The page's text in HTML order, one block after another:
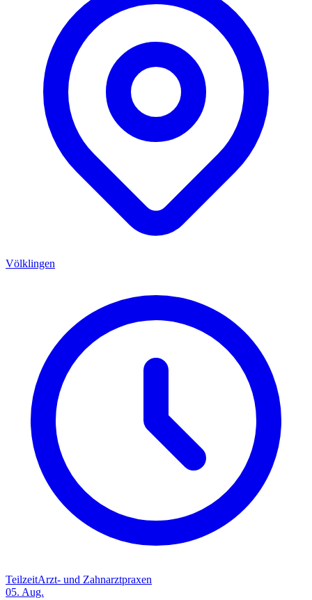
Völklingen
TeilzeitArzt- und Zahnarztpraxen
05. Aug.